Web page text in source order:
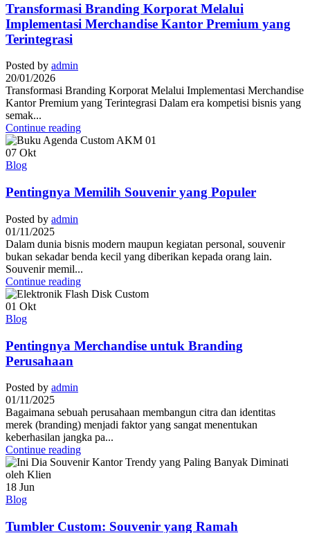
Transformasi Branding Korporat Melalui
Implementasi Merchandise Kantor Premium yang
Terintegrasi
Posted by admin
20/01/2026
Transformasi Branding Korporat Melalui Implementasi Merchandise
Kantor Premium yang Terintegrasi Dalam era kompetisi bisnis yang
semak...
Continue reading
07 Okt
Blog
Pentingnya Memilih Souvenir yang Populer
Posted by admin
01/11/2025
Dalam dunia bisnis modern maupun kegiatan personal, souvenir
bukan sekadar benda kecil yang diberikan kepada orang lain.
Souvenir memil...
Continue reading
01 Okt
Blog
Pentingnya Merchandise untuk Branding
Perusahaan
Posted by admin
01/11/2025
Bagaimana sebuah perusahaan membangun citra dan identitas
merek (branding) menjadi faktor yang sangat menentukan
keberhasilan jangka pa...
Continue reading
18 Jun
Blog
Tumbler Custom: Souvenir yang Ramah